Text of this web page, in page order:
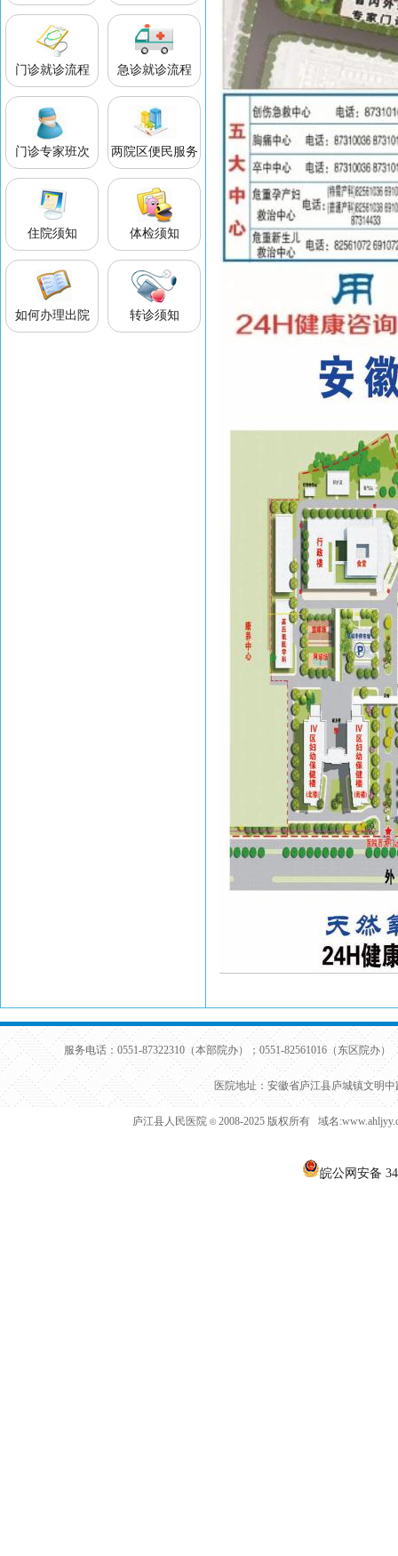
门诊就诊流程 急诊就诊流程
门诊专家班次 两院区便民服务
住院须知 体检须知
如何办理出院 转诊须知
服务电话：0551-87322310（本部院办）；0551-82561016（东区院办
医院地址：安徽省庐江县庐城镇文明
庐江县人民医院 © 2008-2025 版权所有 域名
皖公网安备